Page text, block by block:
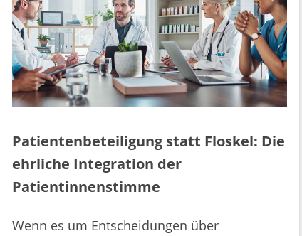
Patientenbeteiligung statt Floskel: Die
ehrliche Integration der
Patientinnenstimme
Wenn es um Entscheidungen über